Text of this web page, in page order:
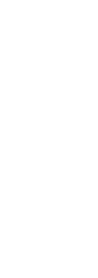
каждого приема
со